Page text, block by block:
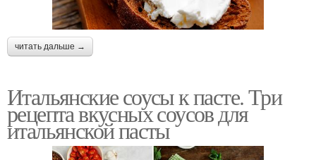
читать дальше →
Итальянские соусы к пасте. Три
рецепта вкусных соусов для
итальянской пасты